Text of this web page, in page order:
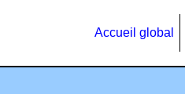
Accueil global